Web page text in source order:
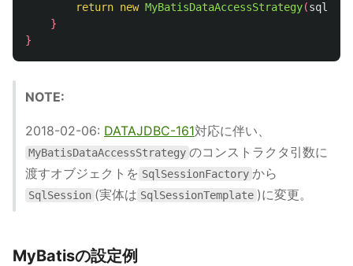
return new MyBatisDataAccessStrategy(
}
}
NOTE:
2018-02-06: DATAJDBC-161対応に伴い、
MyBatisDataAccessStrategy のコンストラクタ引数に
渡すオブジェクトを SqlSessionFactory から
SqlSession (実体は SqlSessionTemplate )に変更。
MyBatisの設定例